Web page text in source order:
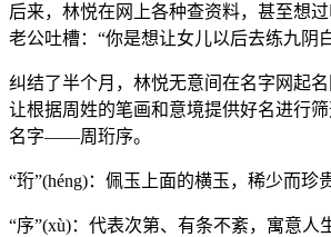
后来，林悦在网上各种查资料，甚至想
老公吐槽：“你是想让女儿以后去练九阴
纠结了半个月，林悦无意间在名字网起名
让根据周姓的笔画和意境提供好名进行
名字——周珩序。
“珩”(héng)：佩玉上面的横玉，稀少而珍
“序”(xù)：代表次第、有条不紊，寓意人